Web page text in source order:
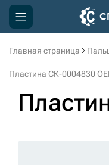
Главная страница
Пластина СК-0004830
Компания
Доставка и оплата